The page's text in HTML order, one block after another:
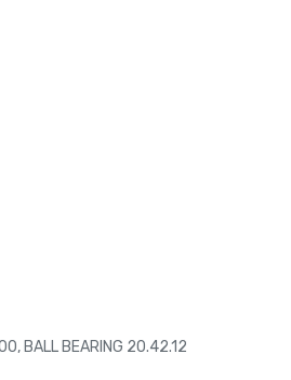
BALL BEARING 20.42.12